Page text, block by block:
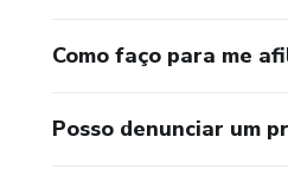
Como faço para me
Posso denunciar um